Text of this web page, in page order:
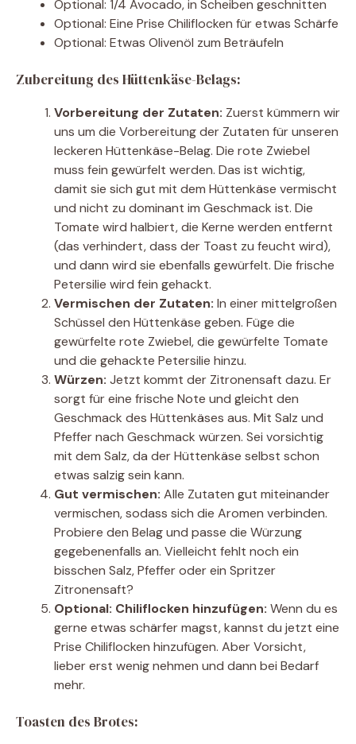
Optional: 1/4 Avocado, in Scheiben geschnitten
Optional: Eine Prise Chiliflocken für etwas Schärfe
Optional: Etwas Olivenöl zum Beträufeln
Zubereitung des Hüttenkäse-Belags:
Vorbereitung der Zutaten: Zuerst kümmern wir
uns um die Vorbereitung der Zutaten für unseren
leckeren Hüttenkäse-Belag. Die rote Zwiebel
muss fein gewürfelt werden. Das ist wichtig,
damit sie sich gut mit dem Hüttenkäse vermischt
und nicht zu dominant im Geschmack ist. Die
Tomate wird halbiert, die Kerne werden entfernt
(das verhindert, dass der Toast zu feucht wird),
und dann wird sie ebenfalls gewürfelt. Die frische
Petersilie wird fein gehackt.
Vermischen der Zutaten: In einer mittelgroßen
Schüssel den Hüttenkäse geben. Füge die
gewürfelte rote Zwiebel, die gewürfelte Tomate
und die gehackte Petersilie hinzu.
Würzen: Jetzt kommt der Zitronensaft dazu. Er
sorgt für eine frische Note und gleicht den
Geschmack des Hüttenkäses aus. Mit Salz und
Pfeffer nach Geschmack würzen. Sei vorsichtig
mit dem Salz, da der Hüttenkäse selbst schon
etwas salzig sein kann.
Gut vermischen: Alle Zutaten gut miteinander
vermischen, sodass sich die Aromen verbinden.
Probiere den Belag und passe die Würzung
gegebenenfalls an. Vielleicht fehlt noch ein
bisschen Salz, Pfeffer oder ein Spritzer
Zitronensaft?
Optional: Chiliflocken hinzufügen: Wenn du es
gerne etwas schärfer magst, kannst du jetzt eine
Prise Chiliflocken hinzufügen. Aber Vorsicht,
lieber erst wenig nehmen und dann bei Bedarf
mehr.
Toasten des Brotes: